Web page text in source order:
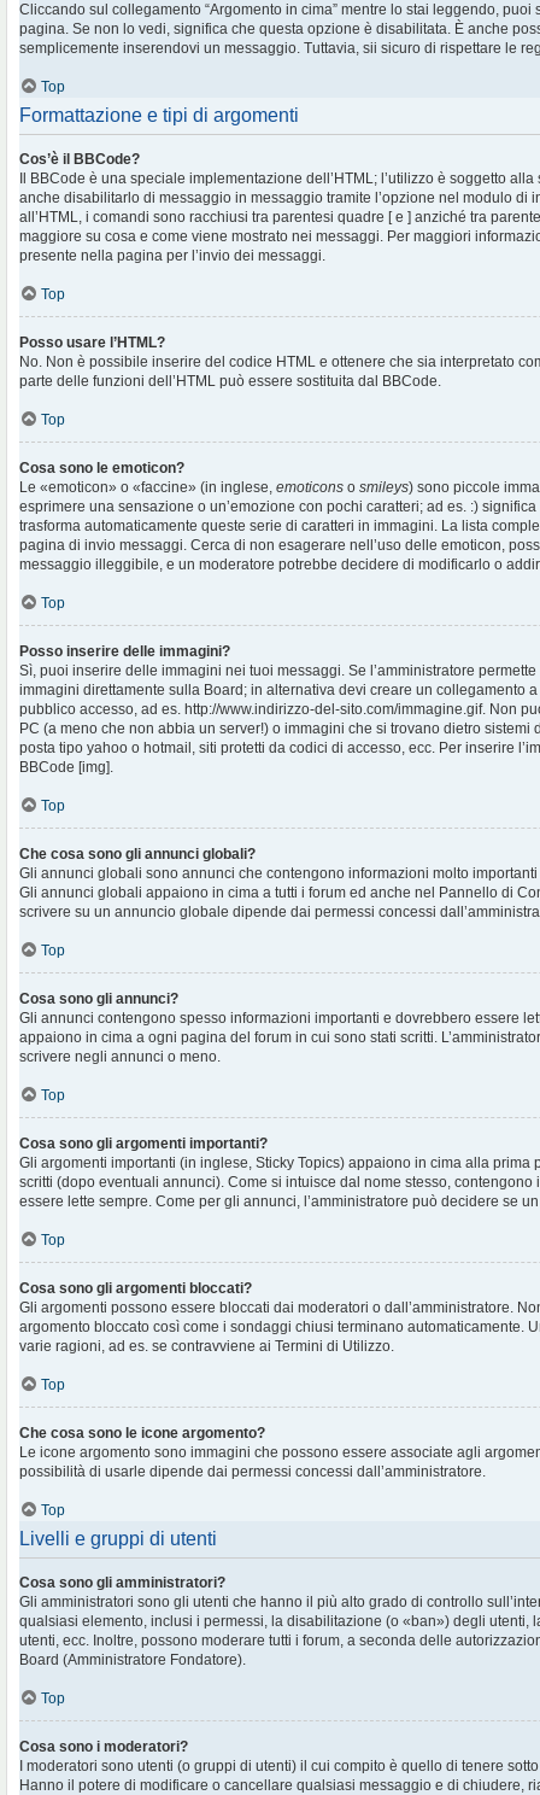
Cliccando sul collegamento “Argomento in cima” mentre lo stai leggendo,
pagina. Se non lo vedi, significa che questa opzione è disabilitata. È anche
semplicemente inserendovi un messaggio. Tuttavia, sii sicuro di rispettare le
Top
Formattazione e tipi di argomenti
Cos’è il BBCode?
Il BBCode è una speciale implementazione dell’HTML; l’utilizzo è soggetto
anche disabilitarlo di messaggio in messaggio tramite l’opzione nel modulo di
all’HTML, i comandi sono racchiusi tra parentesi quadre [ e ] anziché tra
maggiore su cosa e come viene mostrato nei messaggi. Per maggiori
presente nella pagina per l’invio dei messaggi.
Top
Posso usare l’HTML?
No. Non è possibile inserire del codice HTML e ottenere che sia interpretato
parte delle funzioni dell’HTML può essere sostituita dal BBCode.
Top
Cosa sono le emoticon?
Le «emoticon» o «faccine» (in inglese, emoticons o smileys) sono piccole
esprimere una sensazione o un’emozione con pochi caratteri; ad es. :)
trasforma automaticamente queste serie di caratteri in immagini. La lista
pagina di invio messaggi. Cerca di non esagerare nell’uso delle emoticon,
messaggio illeggibile, e un moderatore potrebbe decidere di modificarlo o
Top
Posso inserire delle immagini?
Sì, puoi inserire delle immagini nei tuoi messaggi. Se l’amministratore
immagini direttamente sulla Board; in alternativa devi creare un collegamento
pubblico accesso, ad es. http://www.indirizzo-del-sito.com/immagine.gif. Non
PC (a meno che non abbia un server!) o immagini che si trovano dietro sistemi
posta tipo yahoo o hotmail, siti protetti da codici di accesso, ecc. Per inserire
BBCode [img].
Top
Che cosa sono gli annunci globali?
Gli annunci globali sono annunci che contengono informazioni molto
Gli annunci globali appaiono in cima a tutti i forum ed anche nel Pannello di
scrivere su un annuncio globale dipende dai permessi concessi
Top
Cosa sono gli annunci?
Gli annunci contengono spesso informazioni importanti e dovrebbero essere
appaiono in cima a ogni pagina del forum in cui sono stati scritti.
scrivere negli annunci o meno.
Top
Cosa sono gli argomenti importanti?
Gli argomenti importanti (in inglese, Sticky Topics) appaiono in cima alla prima
scritti (dopo eventuali annunci). Come si intuisce dal nome stesso,
essere lette sempre. Come per gli annunci, l’amministratore può decidere se
Top
Cosa sono gli argomenti bloccati?
Gli argomenti possono essere bloccati dai moderatori o dall’amministratore.
argomento bloccato così come i sondaggi chiusi terminano automaticamente.
varie ragioni, ad es. se contravviene ai Termini di Utilizzo.
Top
Che cosa sono le icone argomento?
Le icone argomento sono immagini che possono essere associate agli
possibilità di usarle dipende dai permessi concessi dall’amministratore.
Top
Livelli e gruppi di utenti
Cosa sono gli amministratori?
Gli amministratori sono gli utenti che hanno il più alto grado di controllo
qualsiasi elemento, inclusi i permessi, la disabilitazione (o «ban») degli utenti,
utenti, ecc. Inoltre, possono moderare tutti i forum, a seconda delle
Board (Amministratore Fondatore).
Top
Cosa sono i moderatori?
I moderatori sono utenti (o gruppi di utenti) il cui compito è quello di tenere
Hanno il potere di modificare o cancellare qualsiasi messaggio e di chiudere,